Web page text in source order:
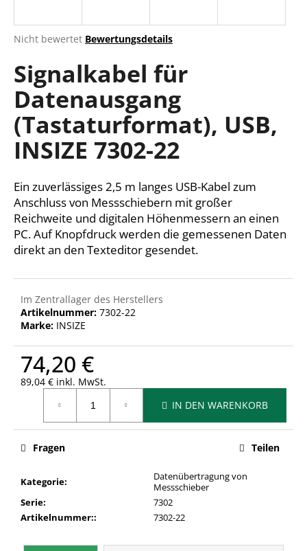
Die
Produktbewertung
ist
0,0
von
5
Sternen.
Nicht bewertet Bewertungsdetails
Signalkabel für
Datenausgang
(Tastaturformat), USB,
INSIZE 7302-22
Ein zuverlässiges 2,5 m langes USB-Kabel zum
Anschluss von Messschiebern mit großer
Reichweite und digitalen Höhenmessern an einen
PC. Auf Knopfdruck werden die gemessenen Daten
direkt an den Texteditor gesendet.
Im Zentrallager des Herstellers
Artikelnummer: 7302-22
Marke: INSIZE
74,20 €
89,04 € inkl. MwSt.
IN DEN WARENKORB
Kategorie:
Datenübertragung von
Messschieber
Serie:
7302
Artikelnummer:: 7302-22
Fragen Teilen
W
i
r
e
p
f
e
h
l
n